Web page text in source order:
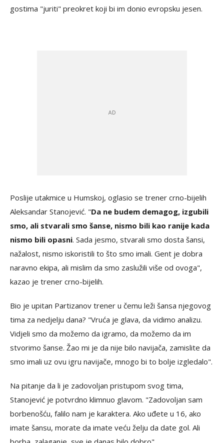
gostima "juriti" preokret koji bi im donio evropsku jesen.
Poslije utakmice u Humskoj, oglasio se trener crno-bijelih
Aleksandar Stanojević. "Da ne budem demagog, izgubili
smo, ali stvarali smo šanse, nismo bili kao ranije kada
nismo bili opasni. Sada jesmo, stvarali smo dosta šansi,
nažalost, nismo iskoristili to što smo imali. Gent je dobra
naravno ekipa, ali mislim da smo zaslužili više od ovoga",
kazao je trener crno-bijelih.
Bio je upitan Partizanov trener u čemu leži šansa njegovog
tima za nedjelju dana? "Vruća je glava, da vidimo analizu.
Vidjeli smo da možemo da igramo, da možemo da im
stvorimo šanse. Žao mi je da nije bilo navijača, zamislite da
smo imali uz ovu igru navijače, mnogo bi to bolje izgledalo".
Na pitanje da li je zadovoljan pristupom svog tima,
Stanojević je potvrdno klimnuo glavom. "Zadovoljan sam
borbenošću, falilo nam je karaktera. Ako uđete u 16, ako
imate šansu, morate da imate veću želju da date gol. Ali